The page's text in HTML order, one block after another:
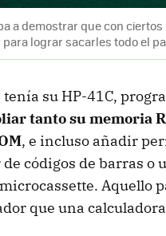
a demostrar que con
lograr sacarles todo el
tenía su HP-41C,
tanto su memoria
, e incluso añadir
códigos de barras o
Aquello
que una